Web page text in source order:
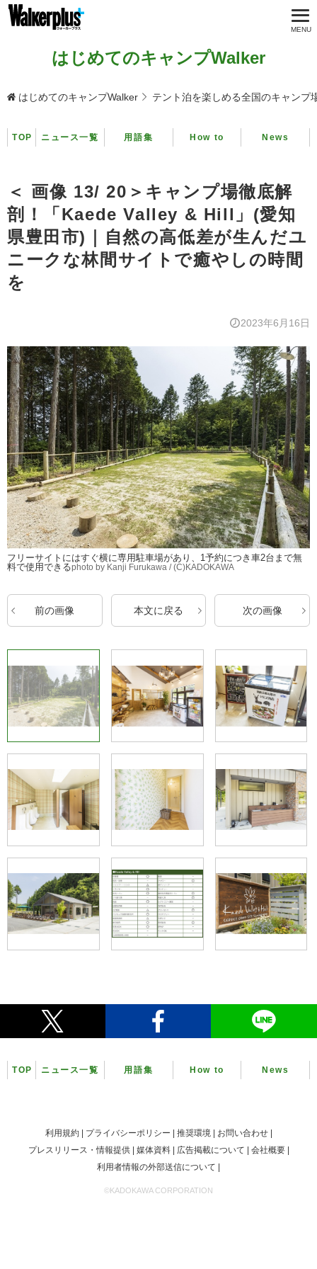
はじめてのキャンプWalker
はじめてのキャンプWalker テント泊を楽しめる全国のキャンプ
TOP ニュース一覧 用語集 How to News
＜ 画像 13/ 20＞キャンプ場徹底解
剖！「Kaede Valley & Hill」(愛知
県豊田市)｜自然の高低差が生んだユ
ニークな林間サイトで癒やしの時間
を
2023年6月16日
フリーサイトにはすぐ横に専用駐車場があり、1予約につき車2台まで無
料で使用できるphoto by Kanji Furukawa / (C)KADOKAWA
前の画像 本文に戻る 次の画像
TOP ニュース一覧 用語集 How to News
利用規約 プライバシーポリシー 推奨環境
お問い合わせ
プレスリリース・情報提供
媒体資料 広告掲載について
会社概要
利用者情報の外部送信について
©KADOKAWA CORPORATION